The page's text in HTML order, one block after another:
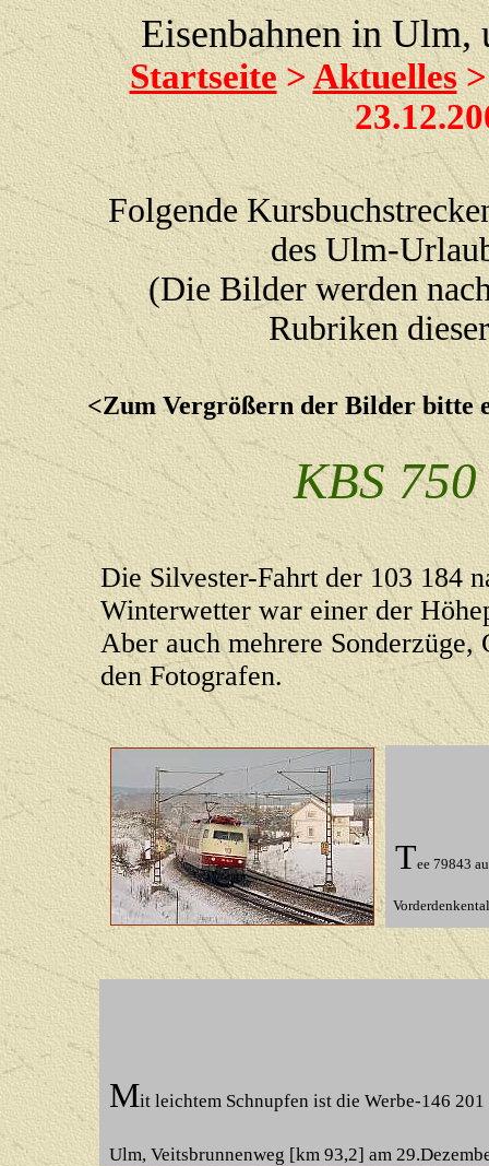
Eisenbahnen in
Startseite>Aktuelles>
Folgende
des Ulm-
(Die Bilder werden
Rubriken
<Zum Vergrößern der Bilder bitte
KBS
Die Silvester-Fahrt der 103 184
Winterwetter war einer der
Aber auch mehrere Sonderzüge,
den Fotografen.
Tee 79843
Mit leichtem Schnupfen ist die Werbe-146
Ulm, Veitsbrunnenweg [km 93,2] am